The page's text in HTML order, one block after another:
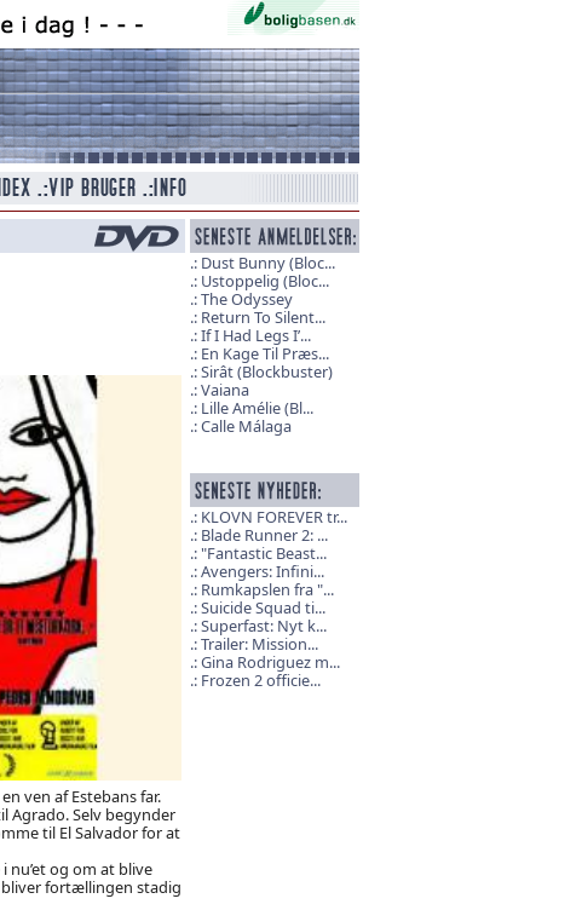
ven af Estebans far.
Agrado. Selv begynder
til El Salvador for at
og om at blive
fortællingen stadig
Dust Bunny (Bloc...
Ustoppelig (Bloc...
The Odyssey
Return To Silent...
If I Had Legs I’...
En Kage Til Præs...
Sirât (Blockbuster)
Vaiana
Lille Amélie (Bl...
Calle Málaga
KLOVN FOREVER tr...
Blade Runner 2: ...
"Fantastic Beast...
Avengers: Infini...
Rumkapslen fra "...
Suicide Squad ti...
Superfast: Nyt k...
Trailer: Mission...
Gina Rodriguez m...
Frozen 2 officie...